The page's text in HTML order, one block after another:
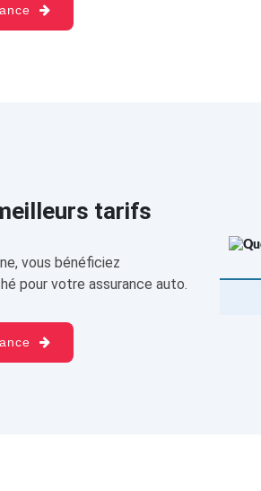
tarifs
vous bénéficiez
pour votre assurance auto.